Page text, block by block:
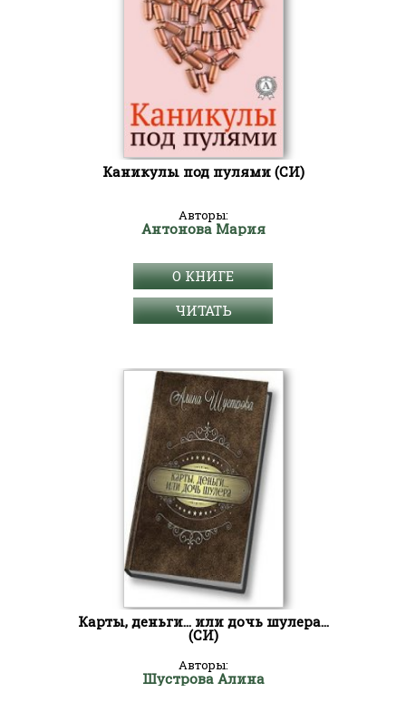
Каникулы под пулями (СИ)
Авторы:
Антонова Мария
О КНИГЕ
ЧИТАТЬ
Карты, деньги… или дочь шулера…
(СИ)
Авторы:
Шустрова Алина